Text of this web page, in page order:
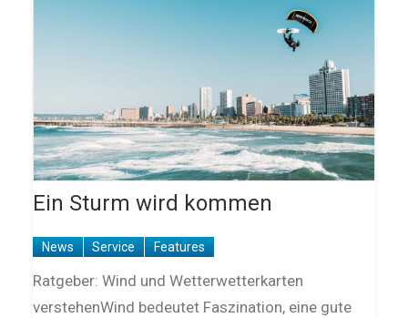
Ein Sturm wird kommen
News Service Features
Ratgeber: Wind und Wetterwetterkarten
verstehenWind bedeutet Faszination, eine gute